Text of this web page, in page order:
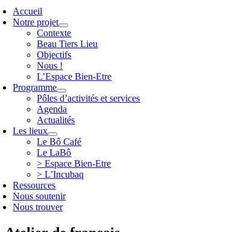
Accueil
Notre projet
Contexte
Beau Tiers Lieu
Objectifs
Nous !
L’Espace Bien-Etre
Programme
Pôles d’activités et services
Agenda
Actualités
Les lieux
Le Bô Café
Le LaBô
> Espace Bien-Etre
> L’Incubaq
Ressources
Nous soutenir
Nous trouver